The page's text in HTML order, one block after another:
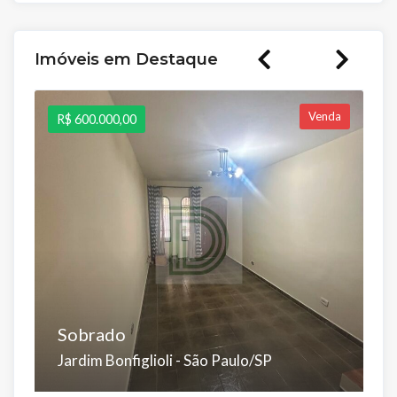
Imóveis em Destaque
R$ 600.000,00 Venda
Sobrado
Jardim Bonfiglioli - São Paulo/SP